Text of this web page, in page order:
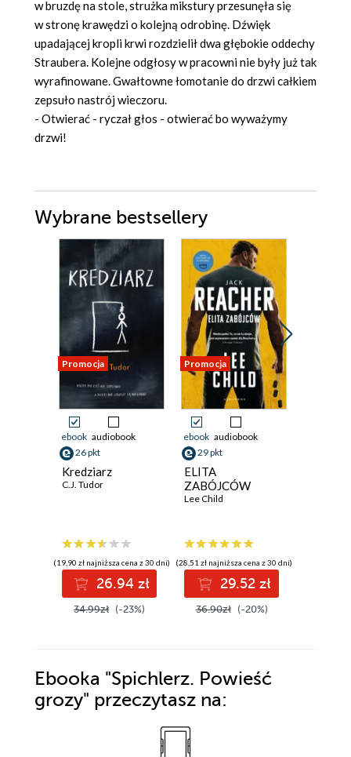
w bruzdę na stole, strużka mikstury przesunęła się
w stronę krawędzi o kolejną odrobinę. Dźwięk
upadającej kropli krwi rozdzielił dwa głębokie oddechy
Straubera. Kolejne odgłosy w pracowni nie były już tak
wyrafinowane. Gwałtowne łomotanie do drzwi całkiem
zepsuło nastrój wieczoru.
- Otwierać - ryczał głos - otwierać bo wyważymy
drzwi!
Wybrane bestsellery
Promocja
ebook audiobook
26 pkt
Kredziarz
C.J. Tudor
(19,90 zł najniższa cena z 30 dni)
26.94 zł
34.99zł (-23%)
Promocja
ebook audiobook
29 pkt
ELITA
ZABÓJCÓW
Lee Child
(28,51 zł najniższa cena z 30 dni)
29.52 zł
36.90zł (-20%)
Ebooka "Spichlerz. Powieść
grozy" przeczytasz na: